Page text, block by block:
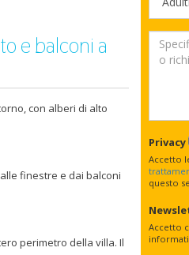
e balconi a
con alberi di alto
finestre e dai balconi
perimetro della villa. Il
Privacy
Accetto
questo
Accetto